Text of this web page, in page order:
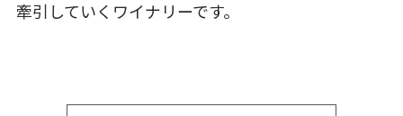
牽引していくワイナリーです。